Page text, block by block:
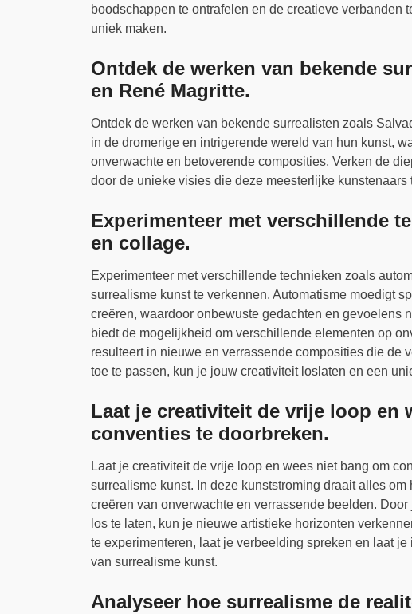
boodschappen te ontrafelen en de creatieve verbanden
uniek maken.
Ontdek de werken van bekende
en René Magritte.
Ontdek de werken van bekende surrealisten zoals
in de dromerige en intrigerende wereld van hun kunst,
onverwachte en betoverende composities. Verken de
door de unieke visies die deze meesterlijke kunstenaars
Experimenteer met verschillende
en collage.
Experimenteer met verschillende technieken zoals
surrealisme kunst te verkennen. Automatisme moedigt
creëren, waardoor onbewuste gedachten en gevoelens
biedt de mogelijkheid om verschillende elementen op
resulteert in nieuwe en verrassende composities die de
toe te passen, kun je jouw creativiteit loslaten en een
Laat je creativiteit de vrije loop en
conventies te doorbreken.
Laat je creativiteit de vrije loop en wees niet bang om
surrealisme kunst. In deze kunststroming draait alles
creëren van onverwachte en verrassende beelden.
los te laten, kun je nieuwe artistieke horizonten
te experimenteren, laat je verbeelding spreken en laat
van surrealisme kunst.
Analyseer hoe surrealisme de